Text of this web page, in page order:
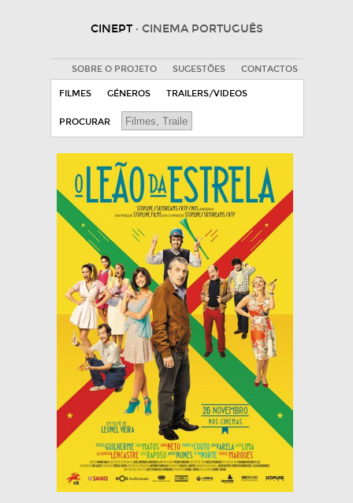
CINEPT · CINEMA PORTUGUÊS
SOBRE O PROJETO SUGESTÕES CONTACTOS
FILMES GÉNEROS TRAILERS/VIDEOS
PROCURAR